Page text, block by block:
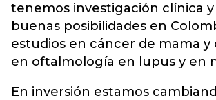
tenemos investigación clínica
buenas posibilidades en
estudios en cáncer de mama y
en oftalmología en lupus y en
En inversión estamos